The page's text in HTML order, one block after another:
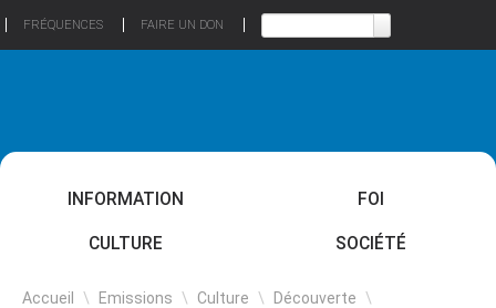
FRÉQUENCES FAIRE UN DON
INFORMATION FOI
CULTURE SOCIÉTÉ
Accueil \ Emissions \ Culture \ Découverte \